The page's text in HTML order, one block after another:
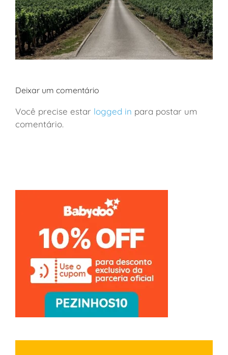
Deixar um comentário
Você precise estar logged in para postar um
comentário.